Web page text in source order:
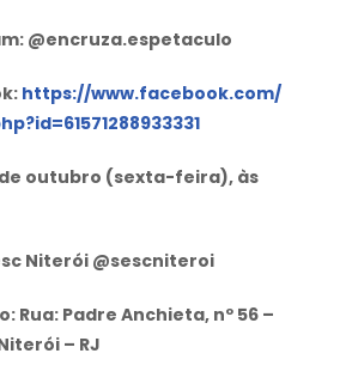
@encruza.espetaculo
https://www.facebook.com/
de outubro (sexta-feira), às
Niterói @sescniteroi
Rua: Padre Anchieta, nº 56 –
– RJ